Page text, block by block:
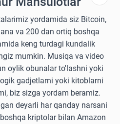
yordamida siz Bitcoin,
va 200 dan ortiq boshqa
keng turdagi kundalik
mumkin. Musiqa va video
oylik obunalar to'lashni yoki
gadjetlarni yoki kitoblarni
biz sizga yordam beramiz.
deyarli har qanday narsani
kriptolar bilan Amazon